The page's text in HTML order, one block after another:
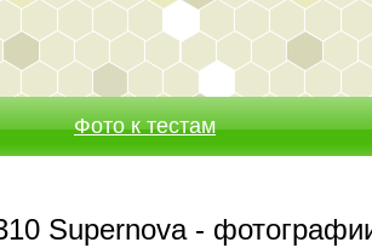
Фото к тестам
Supernova -